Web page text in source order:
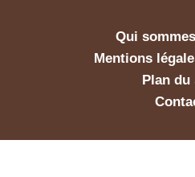
Qui
Mentions
Plan du